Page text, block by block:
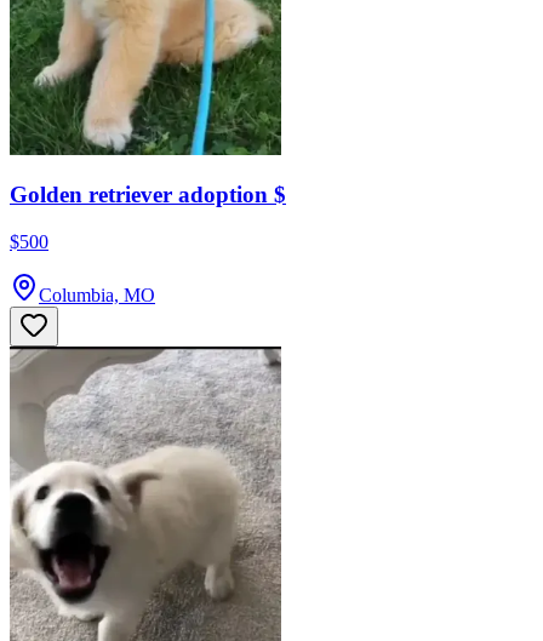
Golden retriever adoption $
$500
Columbia, MO